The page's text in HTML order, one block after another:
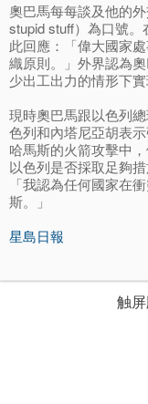
奧巴馬每每談及他的
stupid stuff）為口號
此回應：「偉大國家
織原則。」外界認為
少出工出力的情形下實
現時奧巴馬跟以色列
色列和內塔尼亞胡表
哈馬斯的火箭攻擊中
以色列是否採取足夠
「我認為任何國家
斯。」
星島日報
触